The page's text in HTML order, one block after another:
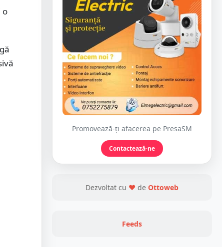
o
Promovează-ți afacerea pe PresaSM
Contactează-ne
Dezvoltat cu ❤ de Ottoweb
Feeds